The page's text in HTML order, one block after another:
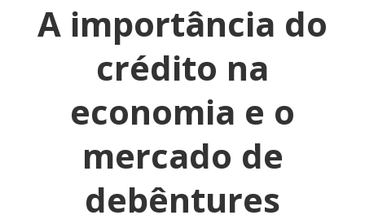
A importância do
crédito na
economia e o
mercado de
debêntures